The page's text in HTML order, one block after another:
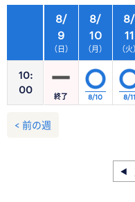
10:
00
8/
9
（日）
8/
10
（月）
8/
11
（火
終了 8/10 8/11
< 前の週